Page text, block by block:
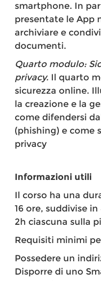
smartphone. In
presentate le App
archiviare e
documenti.
Quarto modulo:
privacy. Il quarto
sicurezza online.
la creazione e la
come difendersi
(phishing) e come
privacy
Informazioni utili
Il corso ha una
16 ore, suddivise
2h ciascuna sulla
Requisiti minimi
Possedere un
Disporre di uno